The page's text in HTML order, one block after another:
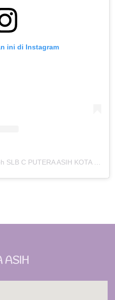
ini di Instagram
ASIH